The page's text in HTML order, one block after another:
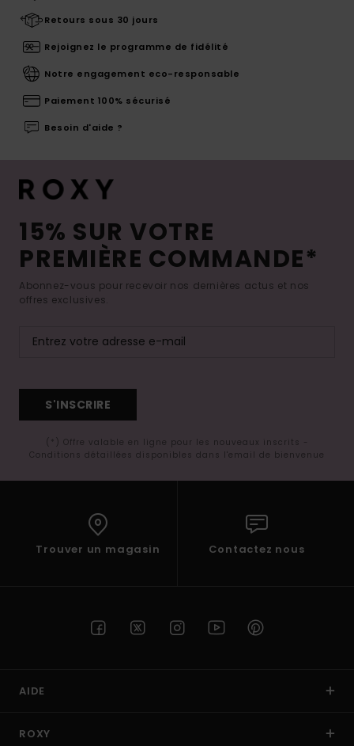
Retours sous 30 jours
Rejoignez le programme de fidélité
Notre engagement eco-responsable
Paiement 100% sécurisé
Besoin d'aide ?
15% SUR VOTRE
PREMIÈRE COMMANDE*
Abonnez-vous pour recevoir nos dernières actus et nos
offres exclusives.
S'INSCRIRE
(*) Offre valable en ligne pour les nouveaux inscrits -
Conditions détaillées disponibles dans l'email de bienvenue
Trouver un magasin Contactez nous
AIDE
ROXY